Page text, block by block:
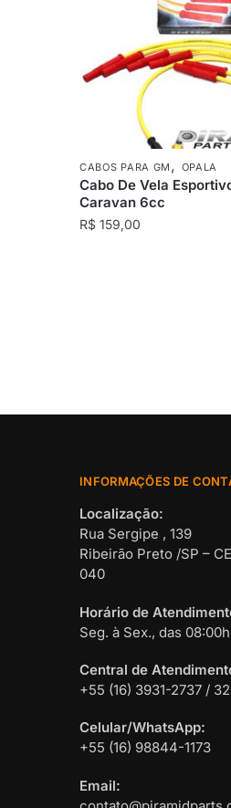
CABOS PARA GM , OPALA
Cabo De Vela
Caravan 6cc
R$ 159,00
INFORMAÇÕES DE
Localização:
Rua Sergipe , 139
Ribeirão Preto /SP –
040
Horário de
Seg. à Sex., das
Central de
+55 (16) 3931-2737 /
Celular/WhatsApp:
+55 (16) 98844-1173
Email: